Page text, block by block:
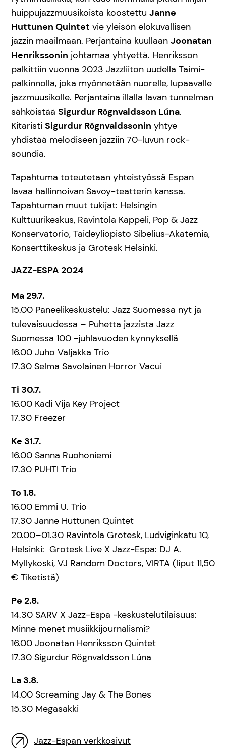
huippujazzmuusikoista koostettu Janne
Huttunen Quintet vie yleisön elokuvallisen
jazzin maailmaan. Perjantaina kuullaan Joonatan
Henrikssonin johtamaa yhtyettä. Henriksson
palkittiin vuonna 2023 Jazzliiton uudella Taimi-
palkinnolla, joka myönnetään nuorelle, lupaavalle
jazzmuusikolle. Perjantaina illalla lavan tunnelman
sähköistää Sigurdur Rögnvaldsson Lúna.
Kitaristi Sigurdur Rögnvaldssonin yhtye
yhdistää melodiseen jazziin 70-luvun rock-
soundia.
Tapahtuma toteutetaan yhteistyössä Espan
lavaa hallinnoivan Savoy-teatterin kanssa.
Tapahtuman muut tukijat: Helsingin
Kulttuurikeskus, Ravintola Kappeli, Pop & Jazz
Konservatorio, Taideyliopisto Sibelius-Akatemia,
Konserttikeskus ja Grotesk Helsinki.
JAZZ-ESPA 2024
Ma 29.7.
15.00 Paneelikeskustelu: Jazz Suomessa nyt ja
tulevaisuudessa – Puhetta jazzista Jazz
Suomessa 100 -juhlavuoden kynnyksellä
16.00 Juho Valjakka Trio
17.30 Selma Savolainen Horror Vacui
Ti 30.7.
16.00 Kadi Vija Key Project
17.30 Freezer
Ke 31.7.
16.00 Sanna Ruohoniemi
17.30 PUHTI Trio
To 1.8.
16.00 Emmi U. Trio
17.30 Janne Huttunen Quintet
20.00–01.30 Ravintola Grotesk, Ludviginkatu 10,
Helsinki: Grotesk Live X Jazz-Espa: DJ A.
Myllykoski, VJ Random Doctors, VIRTA (liput 11,50
€ Tiketistä)
Pe 2.8.
14.30 SARV X Jazz-Espa -keskustelutilaisuus:
Minne menet musiikkijournalismi?
16.00 Joonatan Henriksson Quintet
17.30 Sigurdur Rögnvaldsson Lúna
La 3.8.
14.00 Screaming Jay & The Bones
15.30 Megasakki
Jazz-Espan verkkosivut